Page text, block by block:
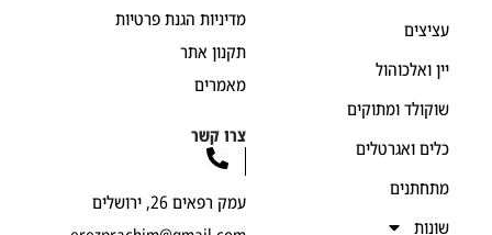
ואלכוהול
ומתוקים
ואגרטלים
מדיניות הגנת פרטיות
תקנון אתר
צרו קשר
עמק רפאים 26, ירושלים